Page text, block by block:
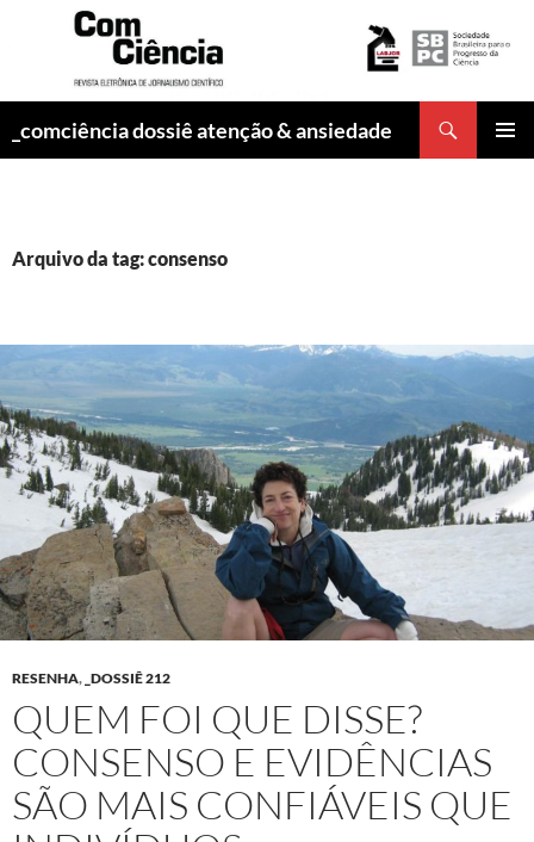
_comciência dossiê atenção & ansiedade
Arquivo da tag: consenso
RESENHA, _DOSSIÊ 212
QUEM FOI QUE DISSE?
CONSENSO E EVIDÊNCIAS
SÃO MAIS CONFIÁVEIS QUE